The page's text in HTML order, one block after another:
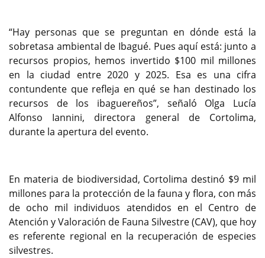
“Hay personas que se preguntan en dónde está la
sobretasa ambiental de Ibagué. Pues aquí está: junto a
recursos propios, hemos invertido $100 mil millones
en la ciudad entre 2020 y 2025. Esa es una cifra
contundente que refleja en qué se han destinado los
recursos de los ibaguereños”, señaló Olga Lucía
Alfonso Iannini, directora general de Cortolima,
durante la apertura del evento.
En materia de biodiversidad, Cortolima destinó $9 mil
millones para la protección de la fauna y flora, con más
de ocho mil individuos atendidos en el Centro de
Atención y Valoración de Fauna Silvestre (CAV), que hoy
es referente regional en la recuperación de especies
silvestres.